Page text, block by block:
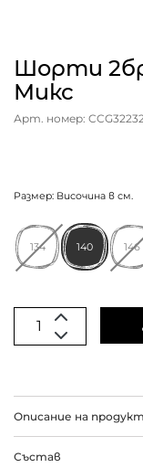
Шорти
Микс
Арт. номер:
Размер: Височина в см.
134 140 146
Описание на
Състав